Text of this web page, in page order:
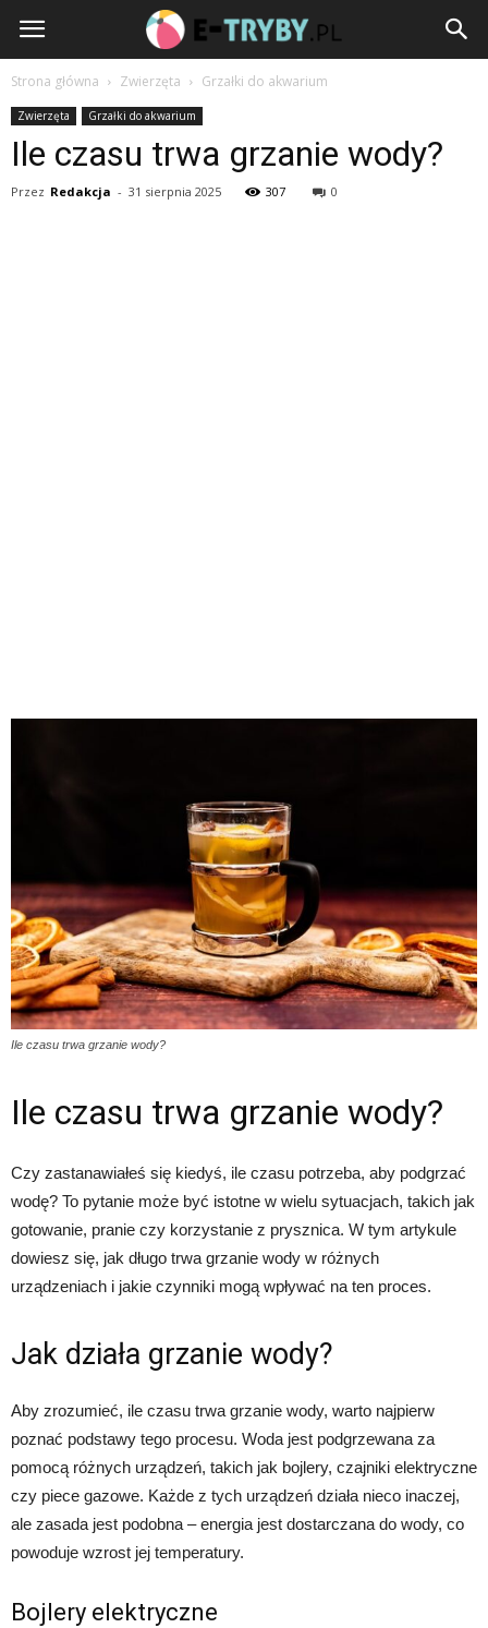
Tryby.pl
Strona główna Zwierzęta Grzałki do akwarium
Zwierzęta Grzałki do akwarium
Ile czasu trwa grzanie wody?
Przez Redakcja - 31 sierpnia 2025 307 0
Ile czasu trwa grzanie wody?
Ile czasu trwa grzanie wody?
Czy zastanawiałeś się kiedyś, ile czasu potrzeba, aby podgrzać
wodę? To pytanie może być istotne w wielu sytuacjach, takich jak
gotowanie, pranie czy korzystanie z prysznica. W tym artykule
dowiesz się, jak długo trwa grzanie wody w różnych
urządzeniach i jakie czynniki mogą wpływać na ten proces.
Jak działa grzanie wody?
Aby zrozumieć, ile czasu trwa grzanie wody, warto najpierw
poznać podstawy tego procesu. Woda jest podgrzewana za
pomocą różnych urządzeń, takich jak bojlery, czajniki elektryczne
czy piece gazowe. Każde z tych urządzeń działa nieco inaczej,
ale zasada jest podobna – energia jest dostarczana do wody, co
powoduje wzrost jej temperatury.
Bojlery elektryczne